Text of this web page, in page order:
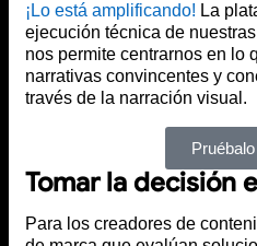
¡Lo está amplificando! La
ejecución técnica de
nos permite centrarnos en lo
narrativas convincentes y
través de la narración visual.
Tomar la decisión
Para los creadores de